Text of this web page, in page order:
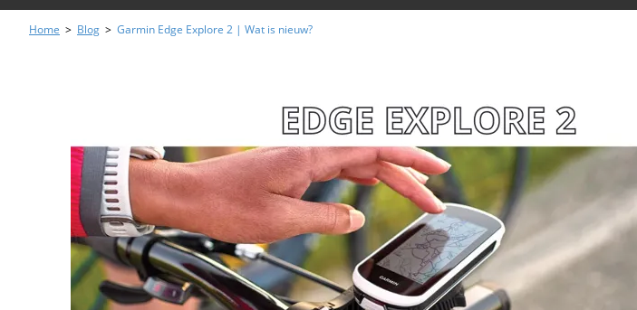
Home > Blog > Garmin Edge Explore 2 | Wat is nieuw?